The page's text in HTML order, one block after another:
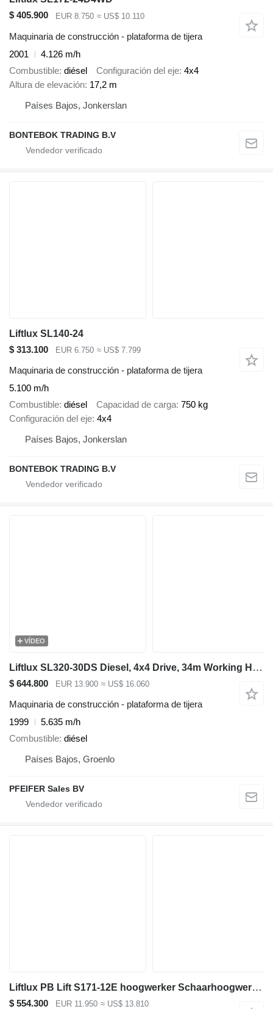
$ 405.900
EUR 8.750 ≈ US$ 10.110
Maquinaria de construcción - plataforma de tijera
2001
4.126 m/h
Combustible diésel Configuración del eje 4x4
Altura de elevación 17,2 m
Países Bajos, Jonkerslan
BONTEBOK TRADING B.V
Liftlux SL140-24
$ 313.100
EUR 6.750 ≈ US$ 7.799
Maquinaria de construcción - plataforma de tijera
5.100 m/h
Combustible diésel Capacidad de carga 750 kg
Configuración del eje 4x4
Países Bajos, Jonkerslan
BONTEBOK TRADING B.V
VÍDEO
Liftlux SL320-30DS Diesel, 4x4 Drive, 34m Working Height
$ 644.800 EUR 13.900 ≈ US$ 16.060
Maquinaria de construcción - plataforma de tijera
1999
5.635 m/h
Combustible diésel
Países Bajos, Groenlo
PFEIFER Sales BV
Liftlux PB Lift S171-12E hoogwerker Schaarhoogwerker
$ 554.300 EUR 11.950 ≈ US$ 13.810